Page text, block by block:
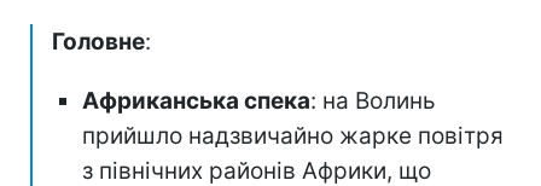
Головне:
Африканська спека: на Волинь
прийшло надзвичайно жарке повітря
з північних районів Африки, що